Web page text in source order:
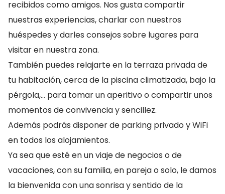
recibidos como amigos. Nos gusta compartir
nuestras experiencias, charlar con nuestros
huéspedes y darles consejos sobre lugares para
visitar en nuestra zona.
También puedes relajarte en la terraza privada de
tu habitación, cerca de la piscina climatizada, bajo la
pérgola,… para tomar un aperitivo o compartir unos
momentos de convivencia y sencillez.
Además podrás disponer de parking privado y WiFi
en todos los alojamientos.
Ya sea que esté en un viaje de negocios o de
vacaciones, con su familia, en pareja o solo, le damos
la bienvenida con una sonrisa y sentido de la